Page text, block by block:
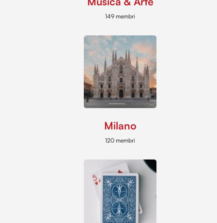
149 membri
Milano
120 membri